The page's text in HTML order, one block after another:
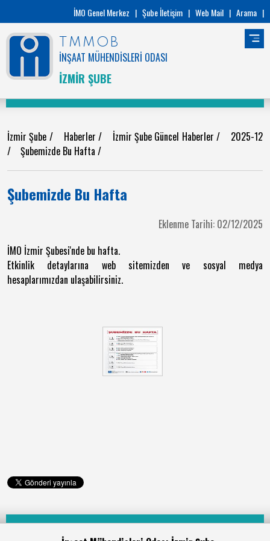
İMO Genel Merkez | Şube İletişim | Web Mail | Arama |
TMMOB
İNŞAAT MÜHENDİSLERİ ODASI
İZMİR ŞUBE
İzmir Şube / Haberler / İzmir Şube Güncel Haberler/ 2025-12
/ Şubemizde Bu Hafta /
Şubemizde Bu Hafta
Eklenme Tarihi: 02/12/2025
İMO İzmir Şubesi'nde bu hafta.
Etkinlik detaylarına web sitemizden ve sosyal medya
hesaplarımızdan ulaşabilirsiniz.